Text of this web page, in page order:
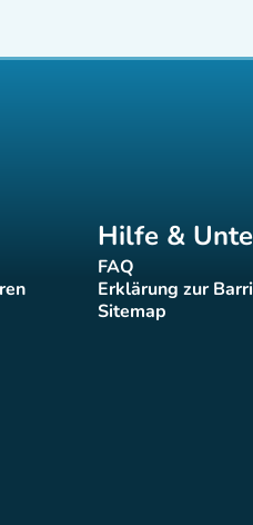
Hilfe &
FAQ(new tab)
Erklärung zur
Sitemap(new tab)